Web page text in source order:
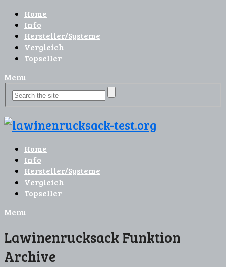
Home
Info
Hersteller/Systeme
Vergleich
Topseller
Menu
Home
Info
Hersteller/Systeme
Vergleich
Topseller
Menu
Lawinenrucksack Funktion
Archive